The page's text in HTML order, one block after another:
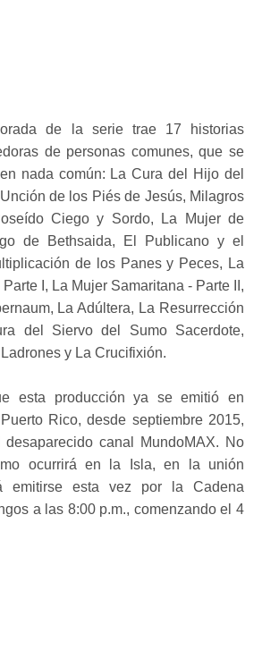
de la serie trae 17 historias
de personas comunes, que se
nada común: La Cura del Hijo del
de los Piés de Jesús, Milagros
Ciego y Sordo, La Mujer de
de Bethsaida, El Publicano y el
de los Panes y Peces, La
I, La Mujer Samaritana - Parte II,
La Adúltera, La Resurrección
del Siervo del Sumo Sacerdote,
y La Crucifixión.
esta producción ya se emitió en
Rico, desde septiembre 2015,
canal MundoMAX. No
ocurrirá en la Isla, en la unión
emitirse esta vez por la Cadena
a las 8:00 p.m., comenzando el 4